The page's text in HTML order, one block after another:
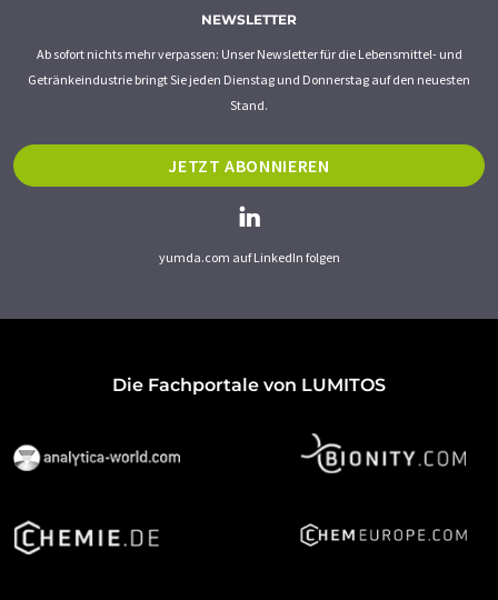
NEWSLETTER
Ab sofort nichts mehr verpassen: Unser Newsletter für die Lebensmittel- und
Getränkeindustrie bringt Sie jeden Dienstag und Donnerstag auf den neuesten
Stand.
JETZT ABONNIEREN
yumda.com auf LinkedIn folgen
Die Fachportale von LUMITOS